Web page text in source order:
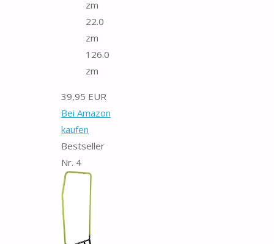
zm
22.0
zm
126.0
zm
39,95 EUR
Bei Amazon
kaufen
Bestseller
Nr. 4